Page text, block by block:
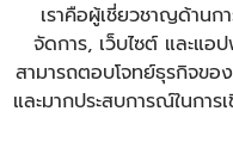
เราคือผู้เชี่ยวชาญด้านก
จัดการ, เว็บไซต์ และแ
สามารถตอบโจทย์ธุรกิจขอ
และมากประสบการณ์ในกา